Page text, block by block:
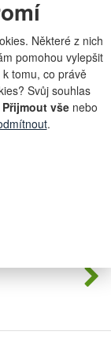
Některé z nich
pomohou vylepšit
tomu, co právě
Svůj souhlas
Přijmout vše nebo
.
1